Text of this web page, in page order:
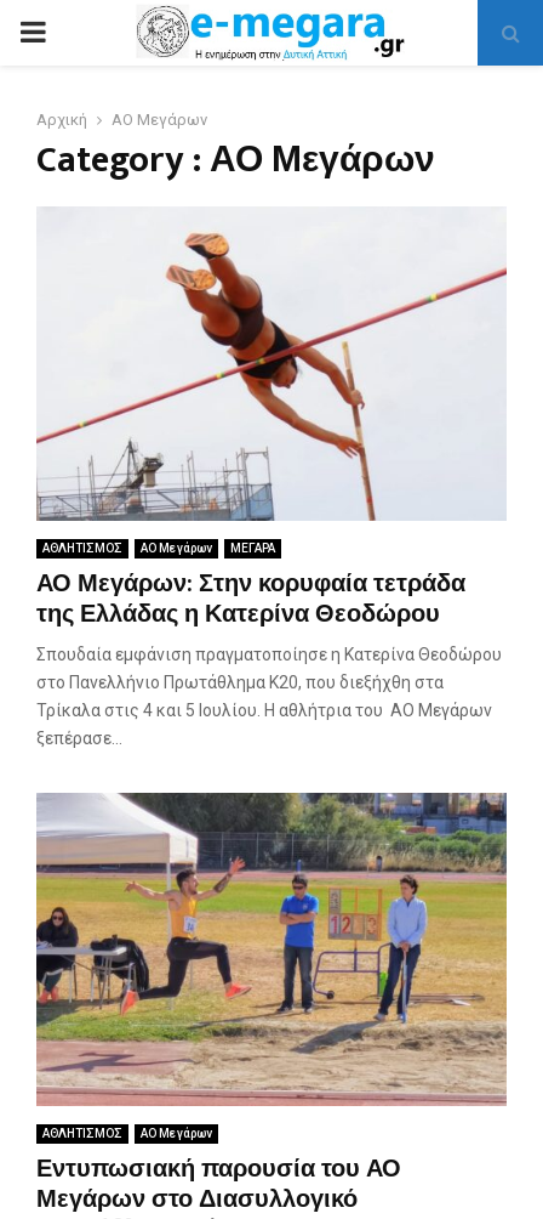
PRIMARY
Αρχική ΑΟ Μεγάρων
Category : ΑΟ Μεγάρων
ΑΘΛΗΤΙΣΜΟΣ ΑΟ Μεγάρων ΜΕΓΑΡΑ
ΑΟ Μεγάρων: Στην κορυφαία τετράδα
της Ελλάδας η Κατερίνα Θεοδώρου
Σπουδαία εμφάνιση πραγματοποίησε η Κατερίνα Θεοδώρου
στο Πανελλήνιο Πρωτάθλημα Κ20, που διεξήχθη στα
Τρίκαλα στις 4 και 5 Ιουλίου. Η αθλήτρια του ΑΟ Μεγάρων
ξεπέρασε...
ΑΘΛΗΤΙΣΜΟΣ ΑΟ Μεγάρων
Εντυπωσιακή παρουσία του ΑΟ
Μεγάρων στο Διασυλλογικό